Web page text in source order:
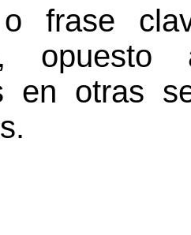
o frase
en otras